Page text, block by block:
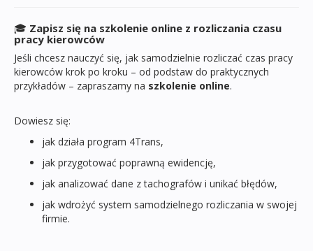
🎓 Zapisz się na szkolenie online z rozliczania czasu
pracy kierowców
Jeśli chcesz nauczyć się, jak samodzielnie rozliczać czas pracy
kierowców krok po kroku – od podstaw do praktycznych
przykładów – zapraszamy na szkolenie online.
Dowiesz się:
jak działa program 4Trans,
jak przygotować poprawną ewidencję,
jak analizować dane z tachografów i unikać błędów,
jak wdrożyć system samodzielnego rozliczania w swojej
firmie.